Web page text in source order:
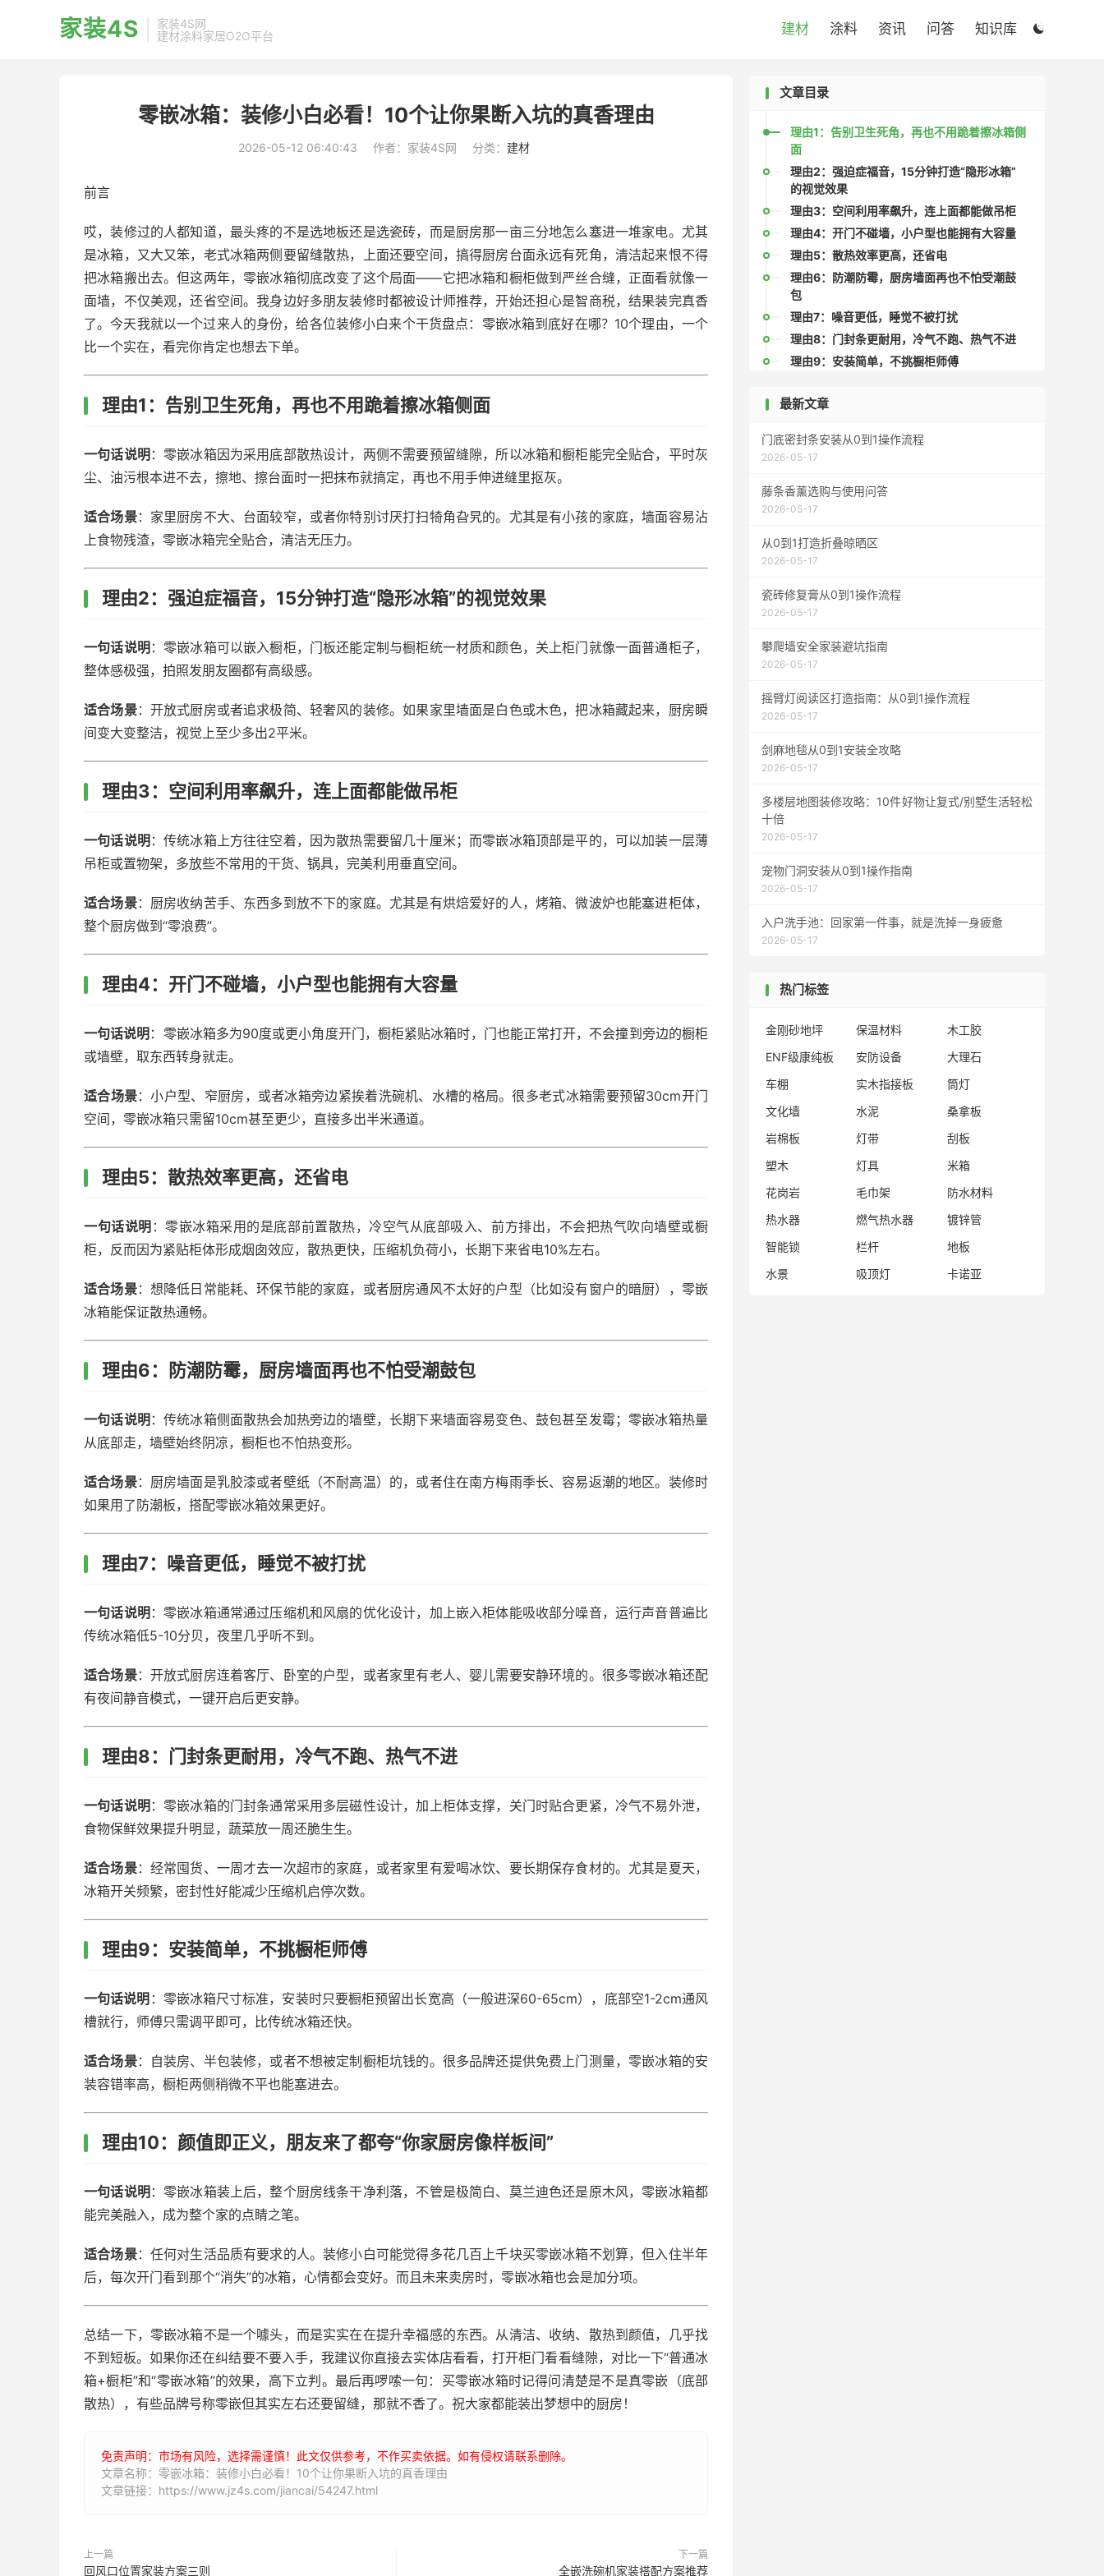
家装4S
家装4S网
建材涂料家居O2O平台

建材 涂料 资讯 问答 知识库
零嵌冰箱：装修小白必看！10个让你果断入坑的真香理由
2026-05-12 06:40:43 作者：家装4S网 分类： 建材
前言
哎，装修过的人都知道，最头疼的不是选地板还是选瓷砖，而是厨房那一亩三分地怎么塞进一堆家电。尤其
是冰箱，又大又笨，老式冰箱两侧要留缝散热，上面还要空间，搞得厨房台面永远有死角，清洁起来恨不得
把冰箱搬出去。但这两年，零嵌冰箱彻底改变了这个局面——它把冰箱和橱柜做到严丝合缝，正面看就像一
面墙，不仅美观，还省空间。我身边好多朋友装修时都被设计师推荐，开始还担心是智商税，结果装完真香
了。今天我就以一个过来人的身份，给各位装修小白来个干货盘点：零嵌冰箱到底好在哪？10个理由，一个
比一个实在，看完你肯定也想去下单。
理由1：告别卫生死角，再也不用跪着擦冰箱侧面
一句话说明 ：零嵌冰箱因为采用底部散热设计，两侧不需要预留缝隙，所以冰箱和橱柜能完全贴合，平时灰
尘、油污根本进不去，擦地、擦台面时一把抹布就搞定，再也不用手伸进缝里抠灰。
适合场景：家里厨房不大、台面较窄，或者你特别讨厌打扫犄角旮旯的。尤其是有小孩的家庭，墙面容易沾
上食物残渣，零嵌冰箱完全贴合，清洁无压力。
理由2：强迫症福音，15分钟打造“隐形冰箱”的视觉效果
一句话说明 ：零嵌冰箱可以嵌入橱柜，门板还能定制与橱柜统一材质和颜色，关上柜门就像一面普通柜子，
整体感极强，拍照发朋友圈都有高级感。
适合场景：开放式厨房或者追求极简、轻奢风的装修。如果家里墙面是白色或木色，把冰箱藏起来，厨房瞬
间变大变整洁，视觉上至少多出2平米。
理由3：空间利用率飙升，连上面都能做吊柜
一句话说明 ：传统冰箱上方往往空着，因为散热需要留几十厘米；而零嵌冰箱顶部是平的，可以加装一层薄
吊柜或置物架，多放些不常用的干货、锅具，完美利用垂直空间。
适合场景：厨房收纳苦手、东西多到放不下的家庭。尤其是有烘焙爱好的人，烤箱、微波炉也能塞进柜体，
整个厨房做到“零浪费”。
理由4：开门不碰墙，小户型也能拥有大容量
一句话说明 ：零嵌冰箱多为90度或更小角度开门，橱柜紧贴冰箱时，门也能正常打开，不会撞到旁边的橱柜
或墙壁，取东西转身就走。
适合场景：小户型、窄厨房，或者冰箱旁边紧挨着洗碗机、水槽的格局。很多老式冰箱需要预留30cm开门
空间，零嵌冰箱只需留10cm甚至更少，直接多出半米通道。
理由5：散热效率更高，还省电
一句话说明 ：零嵌冰箱采用的是底部前置散热，冷空气从底部吸入、前方排出，不会把热气吹向墙壁或橱
柜，反而因为紧贴柜体形成烟囱效应，散热更快，压缩机负荷小，长期下来省电10%左右。
适合场景：想降低日常能耗、环保节能的家庭，或者厨房通风不太好的户型（比如没有窗户的暗厨），零嵌
冰箱能保证散热通畅。
理由6：防潮防霉，厨房墙面再也不怕受潮鼓包
一句话说明 ：传统冰箱侧面散热会加热旁边的墙壁，长期下来墙面容易变色、鼓包甚至发霉；零嵌冰箱热量
从底部走，墙壁始终阴凉，橱柜也不怕热变形。
适合场景：厨房墙面是乳胶漆或者壁纸（不耐高温）的，或者住在南方梅雨季长、容易返潮的地区。装修时
如果用了防潮板，搭配零嵌冰箱效果更好。
理由7：噪音更低，睡觉不被打扰
一句话说明 ：零嵌冰箱通常通过压缩机和风扇的优化设计，加上嵌入柜体能吸收部分噪音，运行声音普遍比
传统冰箱低5-10分贝，夜里几乎听不到。
适合场景：开放式厨房连着客厅、卧室的户型，或者家里有老人、婴儿需要安静环境的。很多零嵌冰箱还配
有夜间静音模式，一键开启后更安静。
理由8：门封条更耐用，冷气不跑、热气不进
一句话说明 ：零嵌冰箱的门封条通常采用多层磁性设计，加上柜体支撑，关门时贴合更紧，冷气不易外泄，
食物保鲜效果提升明显，蔬菜放一周还脆生生。
适合场景：经常囤货、一周才去一次超市的家庭，或者家里有爱喝冰饮、要长期保存食材的。尤其是夏天，
冰箱开关频繁，密封性好能减少压缩机启停次数。
理由9：安装简单，不挑橱柜师傅
一句话说明 ：零嵌冰箱尺寸标准，安装时只要橱柜预留出长宽高（一般进深60-65cm），底部空1-2cm通风
槽就行，师傅只需调平即可，比传统冰箱还快。
适合场景：自装房、半包装修，或者不想被定制橱柜坑钱的。很多品牌还提供免费上门测量，零嵌冰箱的安
装容错率高，橱柜两侧稍微不平也能塞进去。
理由10：颜值即正义，朋友来了都夸“你家厨房像样板间”
一句话说明 ：零嵌冰箱装上后，整个厨房线条干净利落，不管是极简白、莫兰迪色还是原木风，零嵌冰箱都
能完美融入，成为整个家的点睛之笔。
适合场景：任何对生活品质有要求的人。装修小白可能觉得多花几百上千块买零嵌冰箱不划算，但入住半年
后，每次开门看到那个“消失”的冰箱，心情都会变好。而且未来卖房时，零嵌冰箱也会是加分项。
总结一下，零嵌冰箱不是一个噱头，而是实实在在提升幸福感的东西。从清洁、收纳、散热到颜值，几乎找
不到短板。如果你还在纠结要不要入手，我建议你直接去实体店看看，打开柜门看看缝隙，对比一下“普通冰
箱+橱柜”和“零嵌冰箱”的效果，高下立判。最后再啰嗦一句：买零嵌冰箱时记得问清楚是不是真零嵌（底部
散热），有些品牌号称零嵌但其实左右还要留缝，那就不香了。祝大家都能装出梦想中的厨房！
免责声明：市场有风险，选择需谨慎！此文仅供参考，不作买卖依据。如有侵权请联系删除。
文章名称：零嵌冰箱：装修小白必看！10个让你果断入坑的真香理由
文章链接：https://www.jz4s.com/jiancai/54247.html
上一篇
回风口位置家装方案三则
下一篇
全嵌洗碗机家装搭配方案推荐
文章目录
理由1：告别卫生死角，再也不用跪着擦冰箱侧
面
理由2：强迫症福音，15分钟打造“隐形冰箱”
的视觉效果
理由3：空间利用率飙升，连上面都能做吊柜
理由4：开门不碰墙，小户型也能拥有大容量
理由5：散热效率更高，还省电
理由6：防潮防霉，厨房墙面再也不怕受潮鼓
包
理由7：噪音更低，睡觉不被打扰
理由8：门封条更耐用，冷气不跑、热气不进
理由9：安装简单，不挑橱柜师傅
房像样板间”
最新文章
门底密封条安装从0到1操作流程
2026-05-17
藤条香薰选购与使用问答
2026-05-17
从0到1打造折叠晾晒区
2026-05-17
瓷砖修复膏从0到1操作流程
2026-05-17
攀爬墙安全家装避坑指南
2026-05-17
摇臂灯阅读区打造指南：从0到1操作流程
2026-05-17
剑麻地毯从0到1安装全攻略
2026-05-17
多楼层地图装修攻略：10件好物让复式/别墅生活轻松
十倍
2026-05-17
宠物门洞安装从0到1操作指南
2026-05-17
入户洗手池：回家第一件事，就是洗掉一身疲惫
2026-05-17
热门标签
金刚砂地坪 保温材料
木工胶
ENF级康纯板
安防设备
大理石
车棚
实木指接板
筒灯
文化墙
水泥
桑拿板
岩棉板
灯带
刮板
塑木
灯具
米箱
花岗岩
毛巾架
防水材料
热水器
燃气热水器
镀锌管
智能锁
栏杆
地板
水景
吸顶灯 卡诺亚